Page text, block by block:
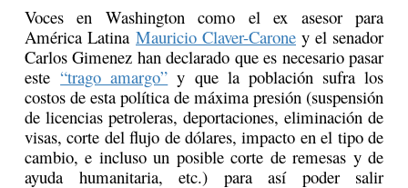
Voces en Washington como el ex asesor para
América Latina Mauricio Claver-Carone y el senador
Carlos Gimenez han declarado que es necesario pasar
este “trago amargo” y que la población sufra los
costos de esta política de máxima presión (suspensión
de licencias petroleras, deportaciones, eliminación de
visas, corte del flujo de dólares, impacto en el tipo de
cambio, e incluso un posible corte de remesas y de
ayuda humanitaria, etc.) para así poder salir